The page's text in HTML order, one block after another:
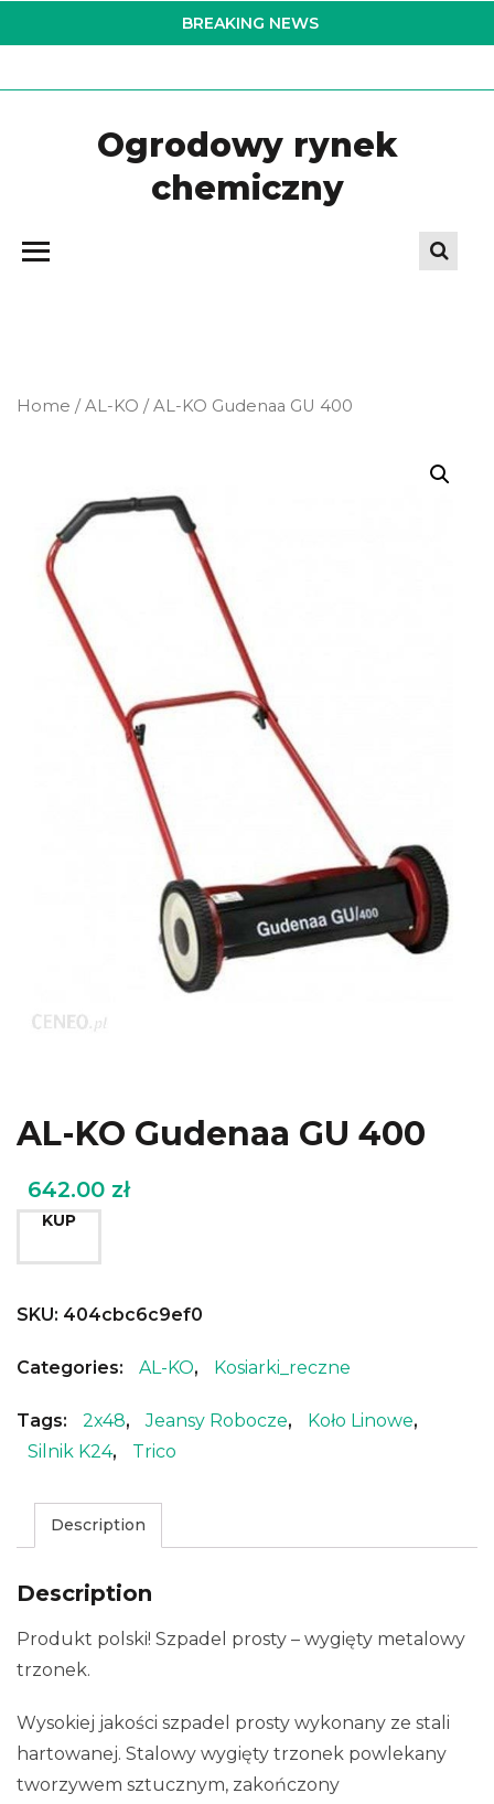
to
BREAKING NEWS
Ogrodowy rynek
chemiczny
Home /AL-KO / AL-KO Gudenaa GU 400
AL-KO Gudenaa GU 400
642.00 zł
KUP
SKU: 404cbc6c9ef0
Categories: AL-KO, Kosiarki_reczne
Tags: 2x48, Jeansy Robocze, Koło Linowe,
Silnik K24, Trico
Description
Description
Produkt polski! Szpadel prosty – wygięty metalowy
trzonek.
Wysokiej jakości szpadel prosty wykonany ze stali
hartowanej. Stalowy wygięty trzonek powlekany
tworzywem sztucznym, zakończony